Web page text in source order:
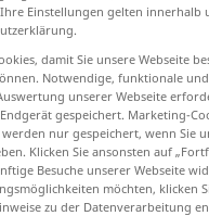
Einstellungen gelten
damit Sie unsere Webseite
Notwendige, funktionale
unserer Webseite
gespeichert. Marketing-
nur gespeichert, wenn Sie
Klicken Sie ansonsten auf
Besuche unserer Webseite
möchten, klicken
zu der Datenverarbeitung